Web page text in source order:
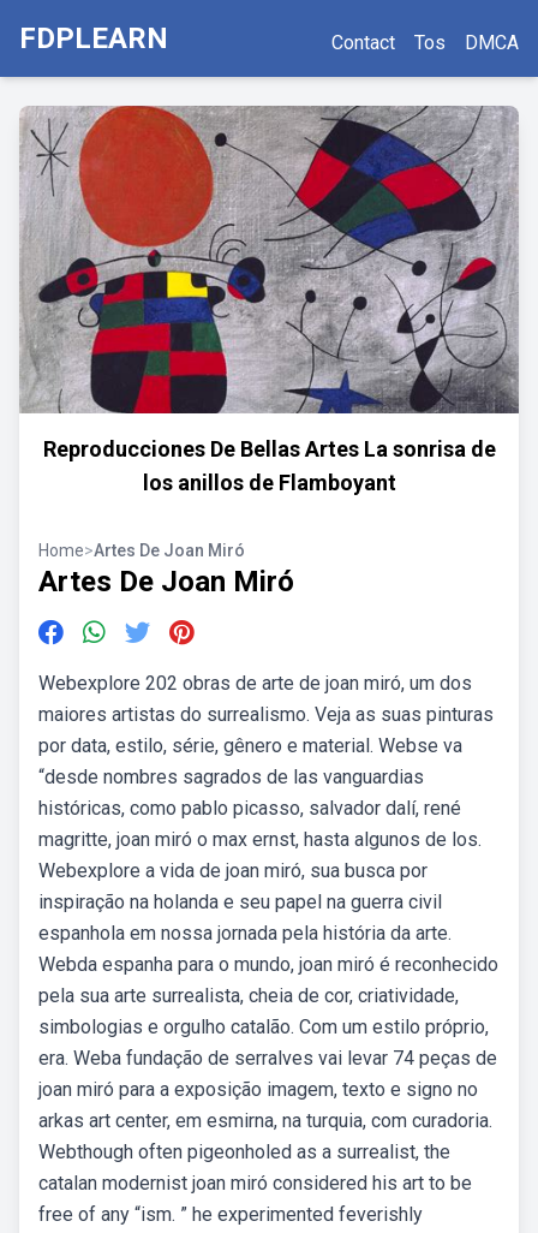
FDPLEARN Contact Tos DMCA
Reproducciones De Bellas Artes La sonrisa de
los anillos de Flamboyant
Home>Artes De Joan Miró
Artes De Joan Miró
Webexplore 202 obras de arte de joan miró, um dos
maiores artistas do surrealismo. Veja as suas pinturas
por data, estilo, série, gênero e material. Webse va
“desde nombres sagrados de las vanguardias
históricas, como pablo picasso, salvador dalí, rené
magritte, joan miró o max ernst, hasta algunos de los.
Webexplore a vida de joan miró, sua busca por
inspiração na holanda e seu papel na guerra civil
espanhola em nossa jornada pela história da arte.
Webda espanha para o mundo, joan miró é reconhecido
pela sua arte surrealista, cheia de cor, criatividade,
simbologias e orgulho catalão. Com um estilo próprio,
era. Weba fundação de serralves vai levar 74 peças de
joan miró para a exposição imagem, texto e signo no
arkas art center, em esmirna, na turquia, com curadoria.
Webthough often pigeonholed as a surrealist, the
catalan modernist joan miró considered his art to be
free of any “ism. ” he experimented feverishly